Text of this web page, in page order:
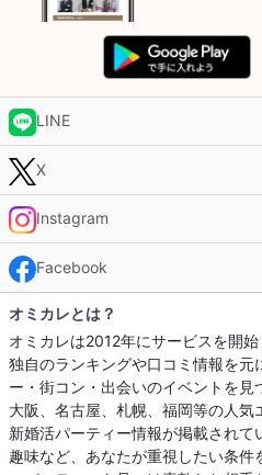
LINE
X
Instagram
Facebook
オミカレとは？
オミカレは2012年にサービスを開始
独自のランキングや口コミ情報を元
ー・街コン・出会いのイベントを見
大阪、名古屋、札幌、福岡等の人
新婚活パーティー情報が掲載されて
趣味など、あなたが重視したい条件